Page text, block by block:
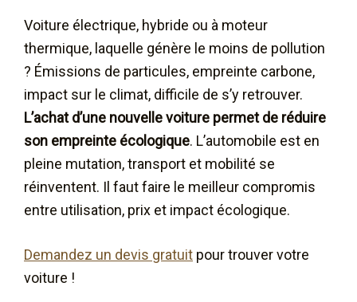
Voiture électrique, hybride ou à moteur
thermique, laquelle génère le moins de pollution
? Émissions de particules, empreinte carbone,
impact sur le climat, difficile de s’y retrouver.
L’achat d’une nouvelle voiture permet de réduire
son empreinte écologique. L’automobile est en
pleine mutation, transport et mobilité se
réinventent. Il faut faire le meilleur compromis
entre utilisation, prix et impact écologique.
Demandez un devis gratuit pour trouver votre
voiture !